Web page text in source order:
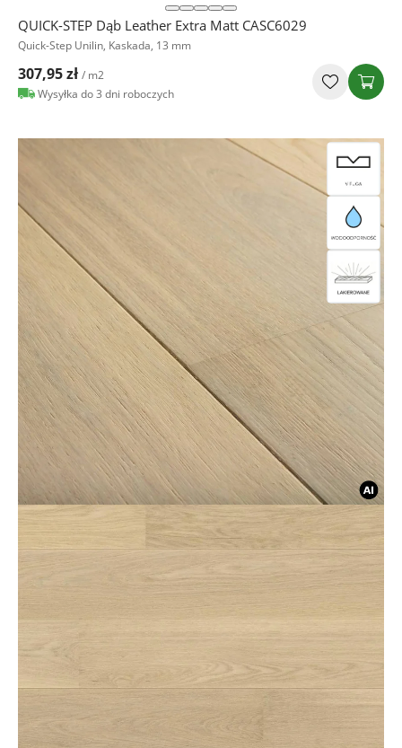
QUICK-STEP Dąb Leather Extra Matt CASC6029
Quick-Step Unilin, Kaskada, 13 mm
307,95 zł / m2
Wysyłka do 3 dni roboczych